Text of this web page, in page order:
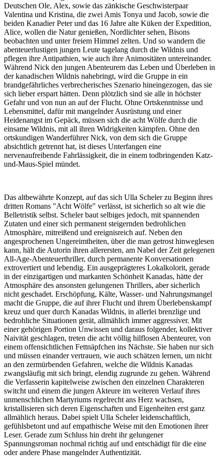
Deutschen Ole, Alex, sowie das zänkische Geschwisterpaar
Valentina und Kristina, die zwei Amis Tonya und Jacob, sowie die
beiden Kanadier Peter und das 16 Jahre alte Küken der Expedition,
Alice, wollen die Natur genießen, Nordlichter sehen, Bisons
beobachten und unter freiem Himmel zelten. Und so wandern die
abenteuerlustigen jungen Leute tagelang durch die Wildnis und
pflegen ihre Antipathien, wie auch ihre Animositäten untereinander.
Während Nick den jungen Abenteurern das Leben und Überleben in
der kanadischen Wildnis nahebringt, wird die Gruppe in ein
brandgefährliches verbrecherisches Szenario hineingezogen, das sie
sich lieber erspart hätten. Denn plötzlich sind sie alle in höchster
Gefahr und von nun an auf der Flucht. Ohne Ortskenntnisse und
Lebensmittel, dafür mit mangelnder Ausrüstung und einer
Heidenangst im Gepäck, müssen sich die acht Wölfe durch die
einsame Wildnis, mit all ihren Widrigkeiten kämpfen. Ohne den
ortskundigen Wanderführer Nick, von dem sich die Gruppe
absichtlich getrennt hat, ist dieses Unterfangen eine
nervenaufreibende Fahrlässigkeit, die in einem todbringenden Katz-
und-Maus-Spiel mündet.
Das altbewährte Konzept, auf das sich Ulla Scheler zu Beginn ihres
dritten Romans "Acht Wölfe" verlässt, ist sicherlich so alt wie die
Belletristik selbst. Scheler baut selbiges jedoch, mit spannenden
Zutaten und einer sich permanent steigernden bedrohlichen
Atmosphäre, mitreißend und ereignisreich auf. Neben den
angesprochenen Ungereimtheiten, über die man getrost hinweglesen
kann, hält die Autorin ihren allerersten, am Nabel der Zeit gelegenen
All-Age-Abenteuerthriller, durch permanente Konversationen
extrovertiert und lebendig. Ein ausgeprägteres Lokalkolorit, gerade
in der einzigartigen und markanten Schönheit Kanadas, hätte der
Atmosphäre des ansonsten gelungenen Thrillers, aber sicherlich
nicht geschadet. Erschöpfung, Kälte, Wasser- und Nahrungsmangel
macht die Gruppe, die auf ihrer Flucht und ihrem Überlebenskampf
kreuz und quer durch Kanadas Wildnis, in allerlei brenzlige und
bedrohliche Situationen gerät, allmählich immer aggressiver. Mit
einer gehörigen Portion Unwissen und daraus folgender, kollektiver
Naivität geschlagen, treten die acht völlig hilflosen Abenteurer, von
einem offensichtlichen Fettnäpfchen ins Nächste. Sie haben nur sich
und müssen einander vertrauen, wie auch schätzen lernen, um nicht
an den zermürbenden Gefahren, welche die Wildnis Kanadas
zwangsläufig mit sich bringt, elendig zugrunde zu gehen. Während
die Verfasserin kapitelweise zwischen den einzelnen Charakteren
switcht und einem die jungen Akteure im weiteren Verlauf ihres
unmenschlichen Martyriums regelrecht ans Herz wachsen,
kristallisieren sich deren Eigenschaften und Eigenheiten erst ganz
allmählich heraus. Dabei spielt Ulla Scheler leidenschaftlich,
gefühlsbetont und auf empathische Weise mit den Emotionen ihrer
Leser. Gerade zum Schluss hin dreht ihr gelungener
Spannungsroman nochmal richtig auf und entschädigt für die eine
oder andere Phase mangelnder Authentizität.